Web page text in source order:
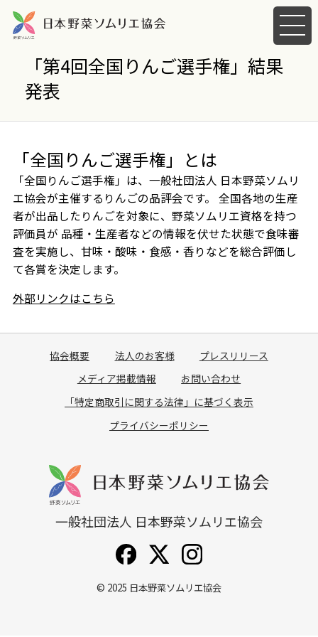
メ
ニ
ー
く
「第4回全国りんご選手権」結果
発表
「全国りんご選手権」とは
「全国りんご選手権」は、一般社団法人 日本野菜ソムリ
エ協会が主催するりんごの品評会です。 全国各地の生産
者が出品したりんごを対象に、野菜ソムリエ資格を持つ
評価員が 品種・生産者などの情報を伏せた状態で食味審
査を実施し、甘味・酸味・食感・香りなどを総合評価し
て各賞を決定します。
外部リンクはこちら
協会概要 法人のお客様
プレスリリース
メディア掲載情報
お問い合わせ
「特定商取引に関する法律」に基づく表示
プライバシーポリシー
一般社団法人 日本野菜ソムリエ協会
© 2025 日本野菜ソムリエ協会